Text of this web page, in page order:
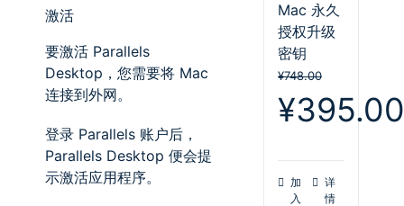
激活
要激活Parallels
Desktop ，您需要将Mac
连接到外网。
登录Parallels 账户后，
Parallels Desktop 便会提
示激活应用程序。
Mac 永久
授权升级
密钥
¥748.00
原
价
¥
加
入
详
情